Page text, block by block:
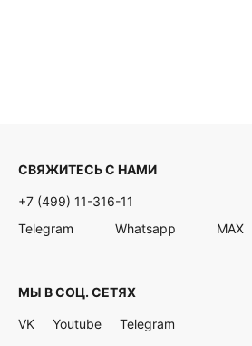
СВЯЖИТЕСЬ С НАМИ
+7 (499) 11-316-11
Telegram
Whatsapp MAX
МЫ В СОЦ. СЕТЯХ
VK Youtube Telegram